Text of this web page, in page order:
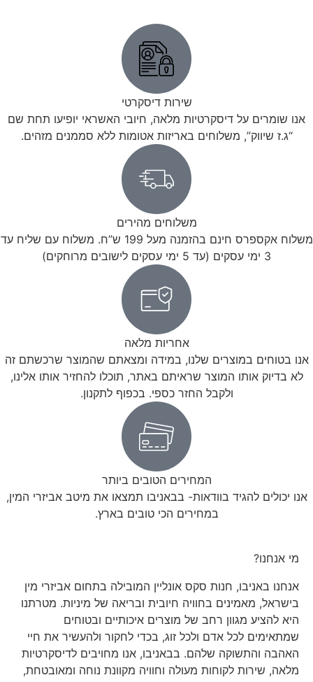
שירות דיסקרטי
אנו שומרים על דיסקרטיות מלאה, חיובי האשראי יופיעו תחת שם
“ג.ז שיווק”, משלוחים באריזות אטומות ללא סממנים מזהים.
משלוחים מהירים
משלוח אקספרס חינם בהזמנה מעל 199 ש”ח. משלוח עם שליח עד
3 ימי עסקים (עד 5 ימי עסקים לישובים מרוחקים)
אחריות מלאה
אנו בטוחים במוצרים שלנו, במידה ומצאתם שהמוצר שרכשתם זה
לא בדיוק אותו המוצר שראיתם באתר, תוכלו להחזיר אותו אלינו,
ולקבל החזר כספי. בכפוף לתקנון.
המחירים הטובים ביותר
אנו יכולים להגיד בוודאות- בבאניבו תמצאו את מיטב אביזרי המין,
במחירים הכי טובים בארץ.
מי אנחנו?
אנחנו באניבו, חנות סקס אונליין המובילה בתחום אביזרי מין
בישראל, מאמינים בחוויה חיובית ובריאה של מיניות. מטרתנו
היא להציע מגוון רחב של מוצרים איכותיים ובטוחים
שמתאימים לכל אדם ולכל זוג, בכדי לחקור ולהעשיר את חיי
האהבה והתשוקה שלהם. בבאניבו, אנו מחויבים לדיסקרטיות
מלאה, שירות לקוחות מעולה וחוויה מקוונת נוחה ומאובטחת,